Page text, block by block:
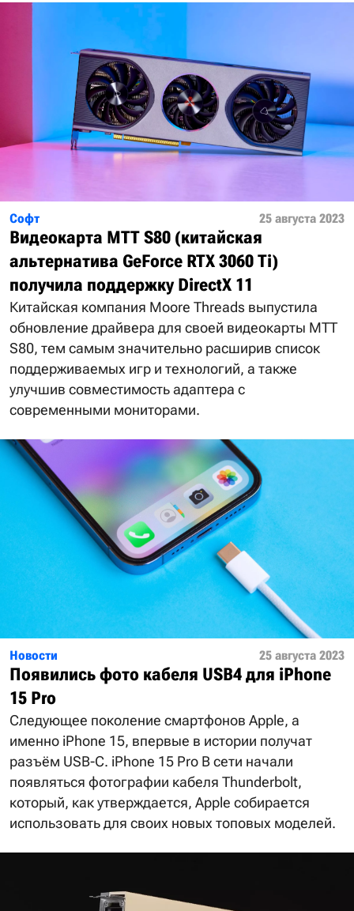
Софт 25 августа 2023
Видеокарта MTT S80 (китайская
альтернатива GeForce RTX 3060 Ti)
получила поддержку DirectX 11
Китайская компания Moore Threads выпустила
обновление драйвера для своей видеокарты MTT
S80, тем самым значительно расширив список
поддерживаемых игр и технологий, а также
улучшив совместимость адаптера с
современными мониторами.
Новости 25 августа 2023
Появились фото кабеля USB4 для iPhone
15 Pro
Следующее поколение смартфонов Apple, а
именно iPhone 15, впервые в истории получат
разъём USB-C. iPhone 15 Pro В сети начали
появляться фотографии кабеля Thunderbolt,
который, как утверждается, Apple собирается
использовать для своих новых топовых моделей.